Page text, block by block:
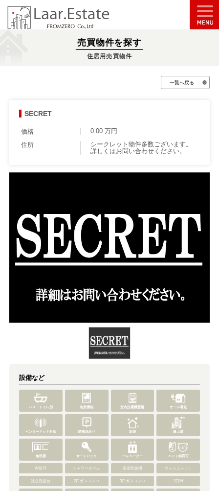
売買物件を探す
住居用売買物件
一覧へ戻る
SECRET
価格
0.00 万円
住所
シークレット物件多数ございます。
詳しくはお問い合わせください。
設備など
バス・トイレ別 追焚機能 室内洗濯機置場 オール電化
インターネット対応 駐車場あり 新築 最上階
角部屋 オートロック エレベーター ペット飼育可
内覧可 シャワールーム 浴室乾燥機 ウォシュレット
独立洗面台 2口ガスコンロ 3口ガスコンロ 2口IH